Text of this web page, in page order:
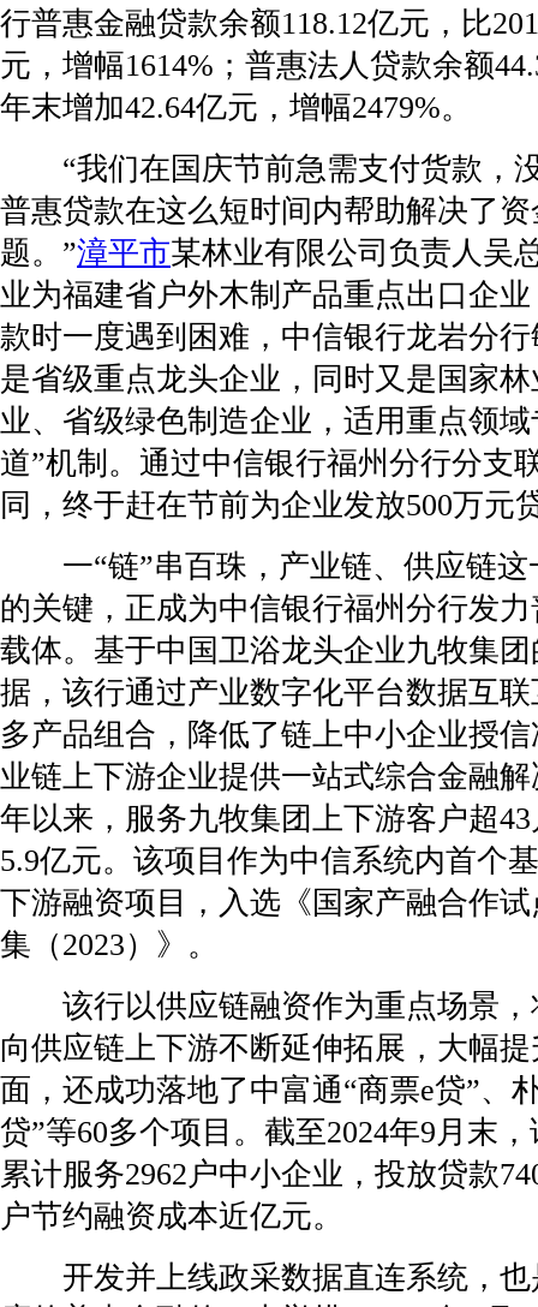
行普惠金融贷款余额118.12亿元，比
元，增幅1614%；普惠法人贷款余额
年末增加42.64亿元，增幅2479%。
“我们在国庆节前急需支付货款，
普惠贷款在这么短时间内帮助解决了
题。”漳平市某林业有限公司负责人吴
业为福建省户外木制产品重点出口企
款时一度遇到困难，中信银行龙岩分
是省级重点龙头企业，同时又是国家
业、省级绿色制造企业，适用重点领
道”机制。通过中信银行福州分行分支
同，终于赶在节前为企业发放500万元
一“链”串百珠，产业链、供应链这
的关键，正成为中信银行福州分行发
载体。基于中国卫浴龙头企业九牧集
据，该行通过产业数字化平台数据互
多产品组合，降低了链上中小企业授
业链上下游企业提供一站式综合金融解
年以来，服务九牧集团上下游客户超
5.9亿元。该项目作为中信系统内首个
下游融资项目，入选《国家产融合作
集（2023）》。
该行以供应链融资作为重点场景，
向供应链上下游不断延伸拓展，大幅
面，还成功落地了中富通“商票e贷”、
贷”等60多个项目。截至2024年9月末
累计服务2962户中小企业，投放贷款
户节约融资成本近亿元。
开发并上线政采数据直连系统，也